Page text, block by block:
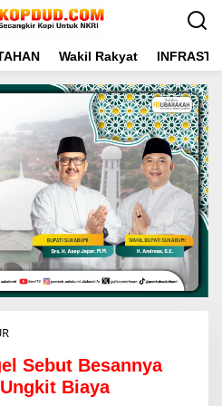
Wakil Rakyat
a
h
V
Sebut Besannya
Biaya